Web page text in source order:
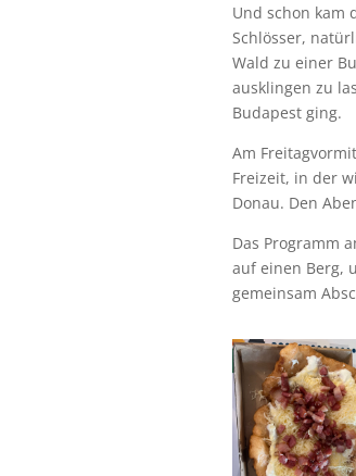
Und schon kam
Schlösser,
Wald zu einer
ausklingen zu
Budapest ging.
Am
Freizeit, in der
Donau. Den
Das Programm
auf einen Berg,
gemeinsam